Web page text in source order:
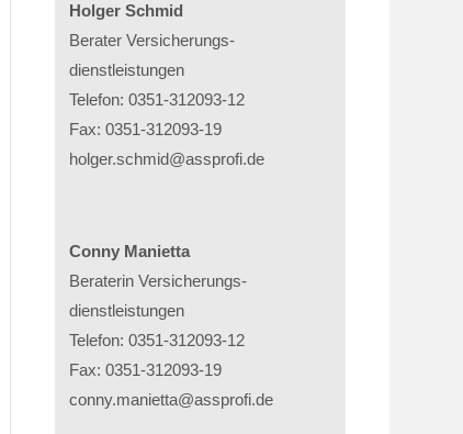
Holger Schmid
Berater Versicherungs­
dienstleistungen
Telefon: 0351-312093-12
Fax: 0351-312093-19
holger.schmid@assprofi.de
Conny Manietta
Beraterin Versicherungs­
dienstleistungen
Telefon: 0351-312093-12
Fax: 0351-312093-19
conny.manietta@assprofi.de